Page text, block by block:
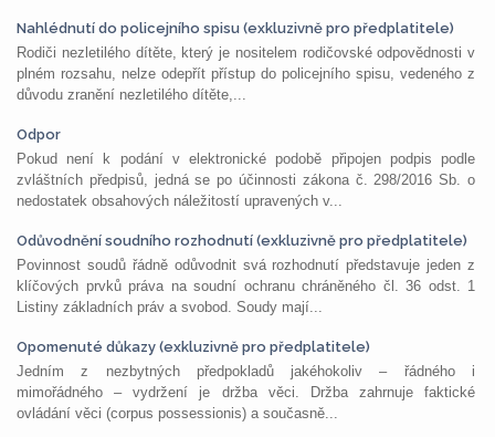
Nahlédnutí do policejního spisu (exkluzivně pro předplatitele)
Rodiči nezletilého dítěte, který je nositelem rodičovské odpovědnosti v
plném rozsahu, nelze odepřít přístup do policejního spisu, vedeného z
důvodu zranění nezletilého dítěte,...
Odpor
Pokud není k podání v elektronické podobě připojen podpis podle
zvláštních předpisů, jedná se po účinnosti zákona č. 298/2016 Sb. o
nedostatek obsahových náležitostí upravených v...
Odůvodnění soudního rozhodnutí (exkluzivně pro předplatitele)
Povinnost soudů řádně odůvodnit svá rozhodnutí představuje jeden z
klíčových prvků práva na soudní ochranu chráněného čl. 36 odst. 1
Listiny základních práv a svobod. Soudy mají...
Opomenuté důkazy (exkluzivně pro předplatitele)
Jedním z nezbytných předpokladů jakéhokoliv – řádného i
mimořádného – vydržení je držba věci. Držba zahrnuje faktické
ovládání věci (corpus possessionis) a současně...